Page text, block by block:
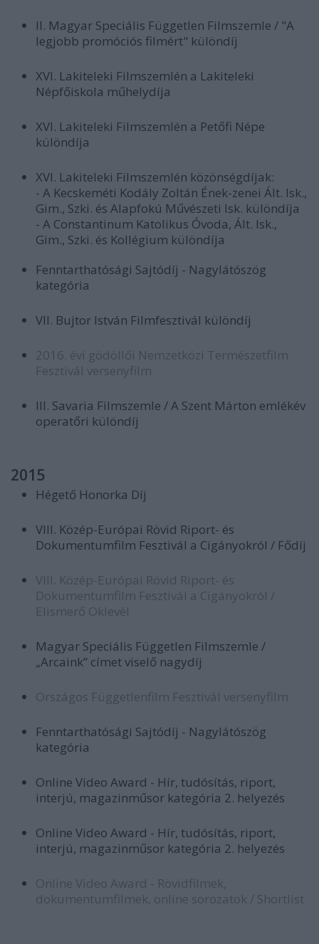
II. Magyar Speciális Független Filmszemle / "A
legjobb promóciós filmért" különdíj
XVI. Lakiteleki Filmszemlén a Lakiteleki
Népfőiskola műhelydíja
XVI. Lakiteleki Filmszemlén a Petőfi Népe
különdíja
XVI. Lakiteleki Filmszemlén közönségdíjak:
- A Kecskeméti Kodály Zoltán Ének-zenei Ált. Isk.,
Gim., Szki. és Alapfokú Művészeti Isk. különdíja
- A Constantinum Katolikus Óvoda, Ált. Isk.,
Gim., Szki. és Kollégium különdíja
Fenntarthatósági Sajtódíj - Nagylátószög
kategória
VII. Bujtor István Filmfesztivál különdíj
2016. évi gödöllői Nemzetközi Természetfilm
Fesztivál versenyfilm
III. Savaria Filmszemle / A Szent Márton emlékév
operatőri különdíj
2015
Hégető Honorka Díj
VIII. Közép-Európai Rövid Riport- és
Dokumentumfilm Fesztivál a Cigányokról / Fődíj
VIII. Közép-Európai Rövid Riport- és
Dokumentumfilm Fesztivál a Cigányokról /
Elismerő Oklevél
Magyar Speciális Független Filmszemle /
„Arcaink” címet viselő nagydíj
Országos Függetlenfilm Fesztivál versenyfilm
Fenntarthatósági Sajtódíj - Nagylátószög
kategória
Online Video Award - Hír, tudósítás, riport,
interjú, magazinműsor kategória 2. helyezés
Online Video Award - Hír, tudósítás, riport,
interjú, magazinműsor kategória 2. helyezés
Online Video Award - Rövidfilmek,
dokumentumfilmek, online sorozatok / Shortlist